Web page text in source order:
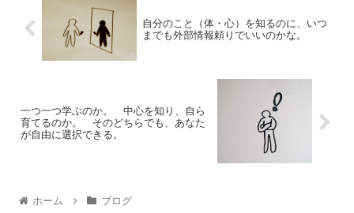
自分のこと（体・心）を知るのに、いつ
までも外部情報頼りでいいのかな。
一つ一つ学ぶのか。 中心を知り、自ら
育てるのか。 そのどちらでも、あなた
が自由に選択できる。
ホーム ブログ